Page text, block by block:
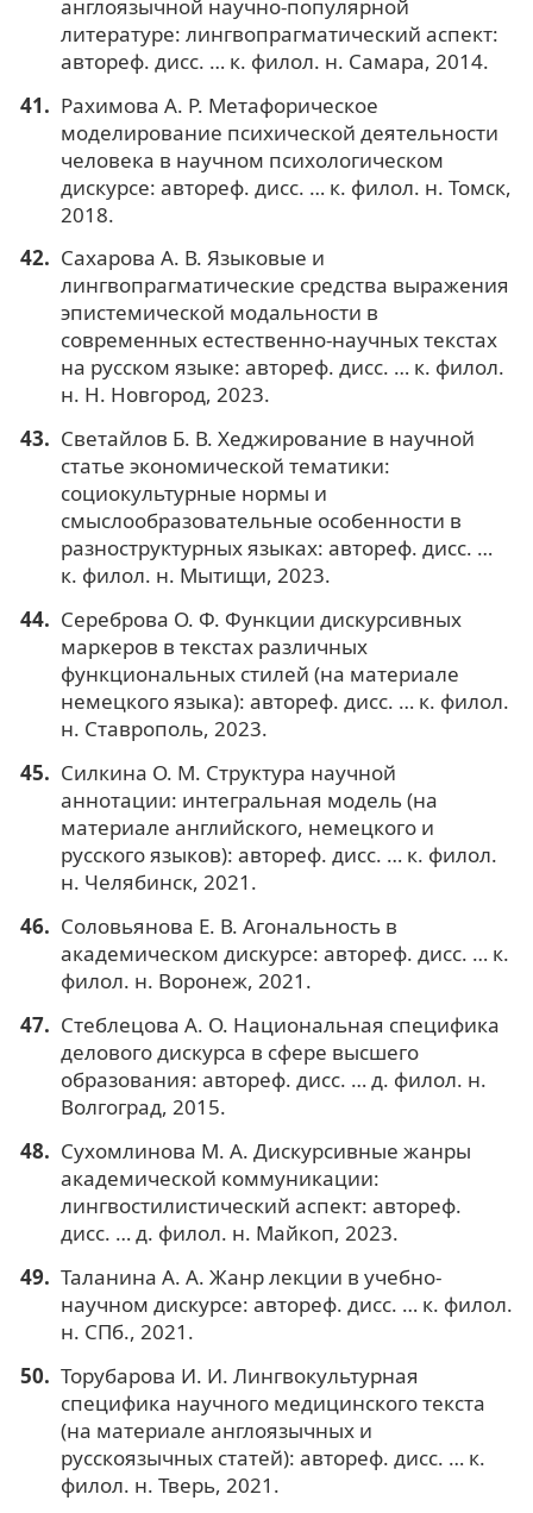
англоязычной научно-популярной
литературе: лингвопрагматический аспект:
автореф. дисс. … к. филол. н. Самара, 2014.
Рахимова А. Р. Метафорическое
моделирование психической деятельности
человека в научном психологическом
дискурсе: автореф. дисс. … к. филол. н. Томск,
2018.
Сахарова А. В. Языковые и
лингвопрагматические средства выражения
эпистемической модальности в
современных естественно-научных текстах
на русском языке: автореф. дисс. … к. филол.
н. Н. Новгород, 2023.
Светайлов Б. В. Хеджирование в научной
статье экономической тематики:
социокультурные нормы и
смыслообразовательные особенности в
разноструктурных языках: автореф. дисс. …
к. филол. н. Мытищи, 2023.
Сереброва О. Ф. Функции дискурсивных
маркеров в текстах различных
функциональных стилей (на материале
немецкого языка): автореф. дисс. … к. филол.
н. Ставрополь, 2023.
Силкина О. М. Структура научной
аннотации: интегральная модель (на
материале английского, немецкого и
русского языков): автореф. дисс. … к. филол.
н. Челябинск, 2021.
Соловьянова Е. В. Агональность в
академическом дискурсе: автореф. дисс. … к.
филол. н. Воронеж, 2021.
Стеблецова А. О. Национальная специфика
делового дискурса в сфере высшего
образования: автореф. дисс. … д. филол. н.
Волгоград, 2015.
Сухомлинова М. А. Дискурсивные жанры
академической коммуникации:
лингвостилистический аспект: автореф.
дисс. … д. филол. н. Майкоп, 2023.
Таланина А. А. Жанр лекции в учебно-
научном дискурсе: автореф. дисс. … к. филол.
н. СПб., 2021.
Торубарова И. И. Лингвокультурная
специфика научного медицинского текста
(на материале англоязычных и
русскоязычных статей): автореф. дисс. … к.
филол. н. Тверь, 2021.